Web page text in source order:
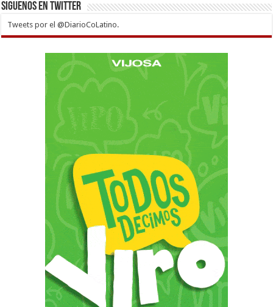
Siguenos en twitter
Tweets por el @DiarioCoLatino.